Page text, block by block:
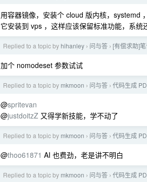
用容器镜像，安装个 cloud 版内核，systemd
它安装到 vps ，这样应该保留标准功能，系统
Replied to a topic by hihanley › 问与答 › [有偿求助]
加个 nomodeset 参数试试
Replied to a topic by mkmoon › 问与答 › 代码生成
@spritevan
@justdoitzZ 又得学新技能，学不动了
Replied to a topic by mkmoon › 问与答 › 代码生成
@thoo61871 AI 也费劲，老是讲不明白
Replied to a topic by mkmoon › 问与答 › 代码生成